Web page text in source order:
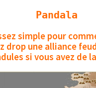
Pandala
simple pour
drop une alliance
si vous avez de